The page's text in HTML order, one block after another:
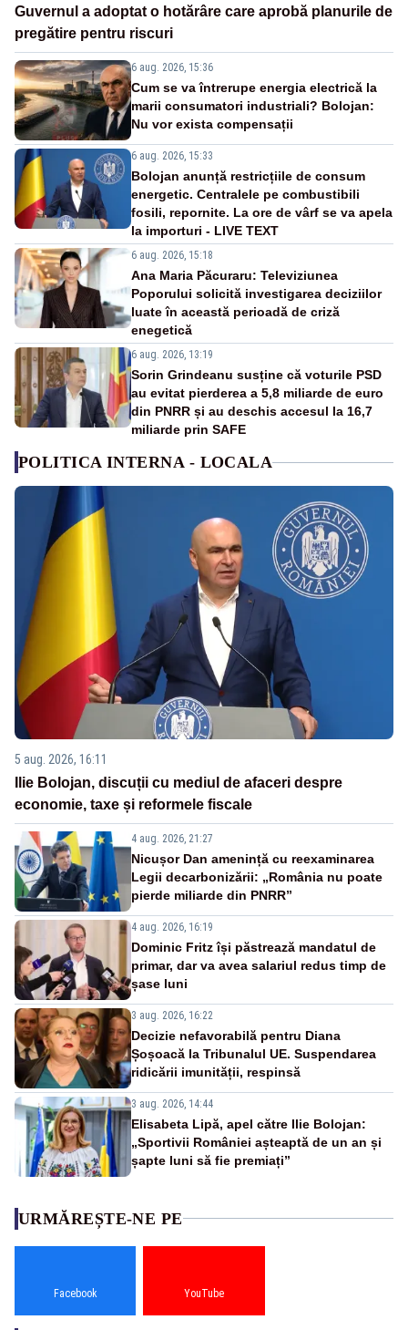
Guvernul a adoptat o hotărâre care aprobă planurile de
pregătire pentru riscuri
6 aug. 2026, 15:36
Cum se va întrerupe energia electrică la
marii consumatori industriali? Bolojan:
Nu vor exista compensații
6 aug. 2026, 15:33
Bolojan anunță restricțiile de consum
energetic. Centralele pe combustibili
fosili, repornite. La ore de vârf se va apela
la importuri - LIVE TEXT
6 aug. 2026, 15:18
Ana Maria Păcuraru: Televiziunea
Poporului solicită investigarea deciziilor
luate în această perioadă de criză
enegetică
6 aug. 2026, 13:19
Sorin Grindeanu susține că voturile PSD
au evitat pierderea a 5,8 miliarde de euro
din PNRR și au deschis accesul la 16,7
miliarde prin SAFE
POLITICA INTERNA - LOCALA
5 aug. 2026, 16:11
Ilie Bolojan, discuții cu mediul de afaceri despre
economie, taxe și reformele fiscale
4 aug. 2026, 21:27
Nicușor Dan amenință cu reexaminarea
Legii decarbonizării: „România nu poate
pierde miliarde din PNRR”
4 aug. 2026, 16:19
Dominic Fritz își păstrează mandatul de
primar, dar va avea salariul redus timp de
șase luni
3 aug. 2026, 16:22
Decizie nefavorabilă pentru Diana
Șoșoacă la Tribunalul UE. Suspendarea
ridicării imunității, respinsă
3 aug. 2026, 14:44
Elisabeta Lipă, apel către Ilie Bolojan:
„Sportivii României așteaptă de un an și
șapte luni să fie premiați”
URMĂREȘTE-NE PE
Facebook YouTube